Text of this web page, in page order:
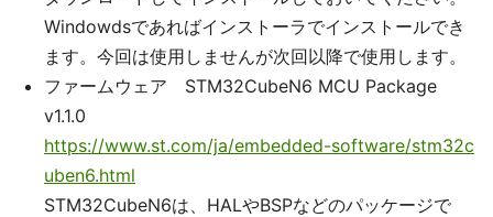
Windowdsであればインストーラでインストールでき
ます。今回は使用しませんが次回以降で使用します。
ファームウェア STM32CubeN6 MCU Package
v1.1.0
https://www.st.com/ja/embedded-software/stm32c
uben6.html
STM32CubeN6は、HALやBSPなどのパッケージで